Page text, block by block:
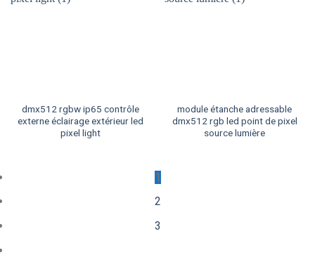
dmx512 rgbw ip65 contrôle
externe éclairage extérieur led
pixel light
module étanche adressable
dmx512 rgb led point de pixel
source lumière
1
2
3